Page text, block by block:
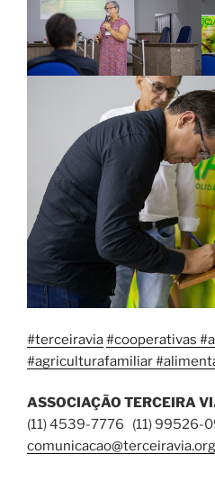
#terceiravia#cooperativas
#agriculturafamiliar
ASSOCIAÇÃO TERCEIRA
(11) 4539-7776 (11) 99526-